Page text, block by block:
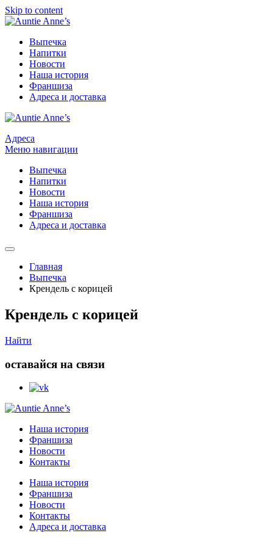
Skip to content
Выпечка
Напитки
Новости
Наша история
Франшиза
Адреса и доставка
Адреса
Меню навигации
Выпечка
Напитки
Новости
Наша история
Франшиза
Адреса и доставка
Главная
Выпечка
Крендель с корицей
Крендель с корицей
Найти
оставайся на связи
Наша история
Франшиза
Новости
Контакты
Наша история
Франшиза
Новости
Контакты
Адреса и доставка